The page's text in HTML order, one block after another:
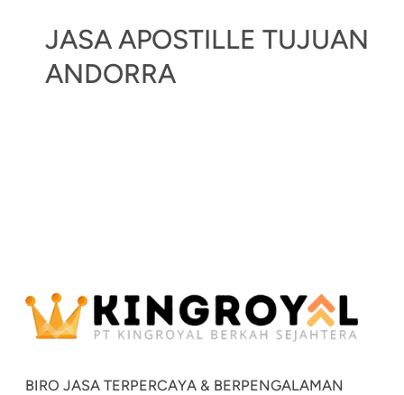
JASA APOSTILLE TUJUAN
ANDORRA
BIRO JASA TERPERCAYA & BERPENGALAMAN